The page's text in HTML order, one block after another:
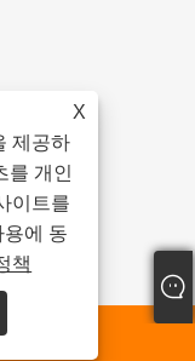
X
제공하
를 개인
이트를
에 동
책
모든 권리 보유.